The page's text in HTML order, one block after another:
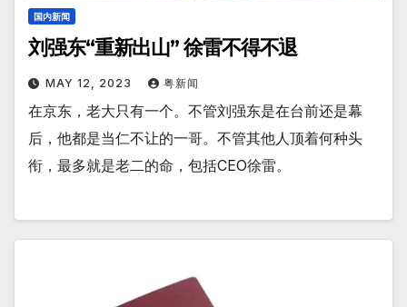
国内新闻
刘强东“重新出山” 徐雷不得不退
MAY 12, 2023 粤新闻
在京东，老大只有一个。不管刘强东是在台前还是幕
后，他都是当仁不让的一哥。不管其他人顶着何种头
衔，最多就是老二的命，包括CEO徐雷。